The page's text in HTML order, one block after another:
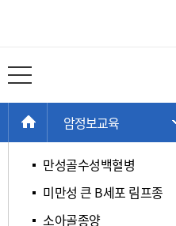
메
HOME
암정보교육
만성골수성백혈병
미만성 큰 B세포 림프종
소아골종양